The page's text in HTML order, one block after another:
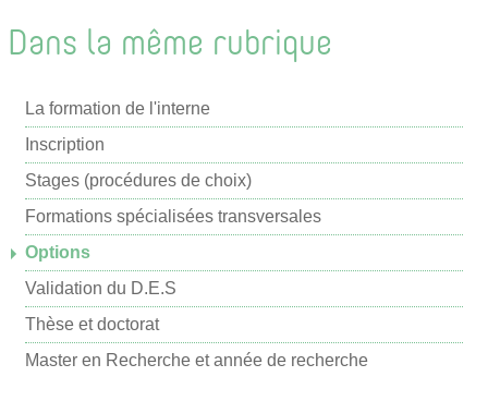
r
m
Dans la même rubrique
La formation de l'interne
Inscription
Stages (procédures de choix)
Formations spécialisées transversales
Options
Validation du D.E.S
Thèse et doctorat
Master en Recherche et année de recherche